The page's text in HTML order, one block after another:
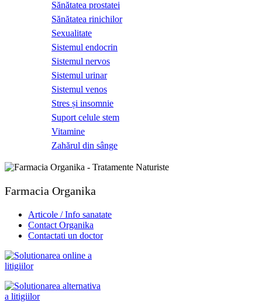
Sănătatea prostatei
Sănătatea rinichilor
Sexualitate
Sistemul endocrin
Sistemul nervos
Sistemul urinar
Sistemul venos
Stres și insomnie
Suport celule stem
Vitamine
Zahărul din sânge
Farmacia Organika
Articole / Info sanatate
Contact Organika
Contactati un doctor